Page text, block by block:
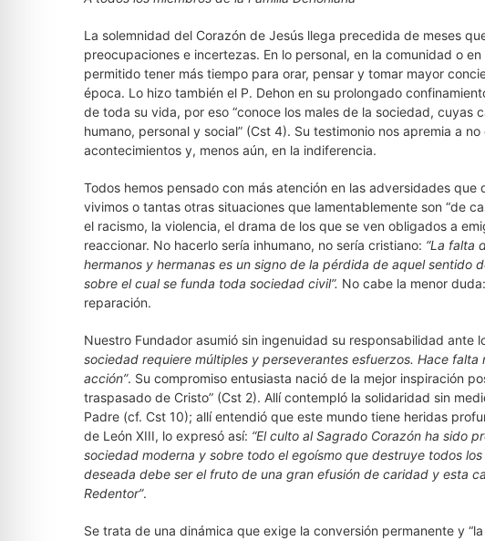
La solemnidad del Corazón de Jesús llega precedida de meses
preocupaciones e incertezas. En lo personal, en la comunidad o
permitido tener más tiempo para orar, pensar y tomar mayor
época. Lo hizo también el P. Dehon en su prolongado
de toda su vida, por eso “conoce los males de la sociedad, cuyas
humano, personal y social” (Cst 4). Su testimonio nos apremia a
acontecimientos y, menos aún, en la indiferencia.
Todos hemos pensado con más atención en las adversidades
vivimos o tantas otras situaciones que lamentablemente son “de
el racismo, la violencia, el drama de los que se ven obligados a
reaccionar. No hacerlo sería inhumano, no sería cristiano: “La falta
hermanos y hermanas es un signo de la pérdida de aquel sentido
sobre el cual se funda toda sociedad civil”. No cabe la menor
reparación.
Nuestro Fundador asumió sin ingenuidad su responsabilidad ante
sociedad requiere múltiples y perseverantes esfuerzos. Hace
acción”. Su compromiso entusiasta nació de la mejor inspiración
traspasado de Cristo” (Cst 2). Allí contempló la solidaridad sin
Padre (cf. Cst 10); allí entendió que este mundo tiene heridas
de León XIII, lo expresó así: “El culto al Sagrado Corazón ha sido
sociedad moderna y sobre todo el egoísmo que destruye todos
deseada debe ser el fruto de una gran efusión de caridad y esta
Redentor”.
Se trata de una dinámica que exige la conversión permanente y